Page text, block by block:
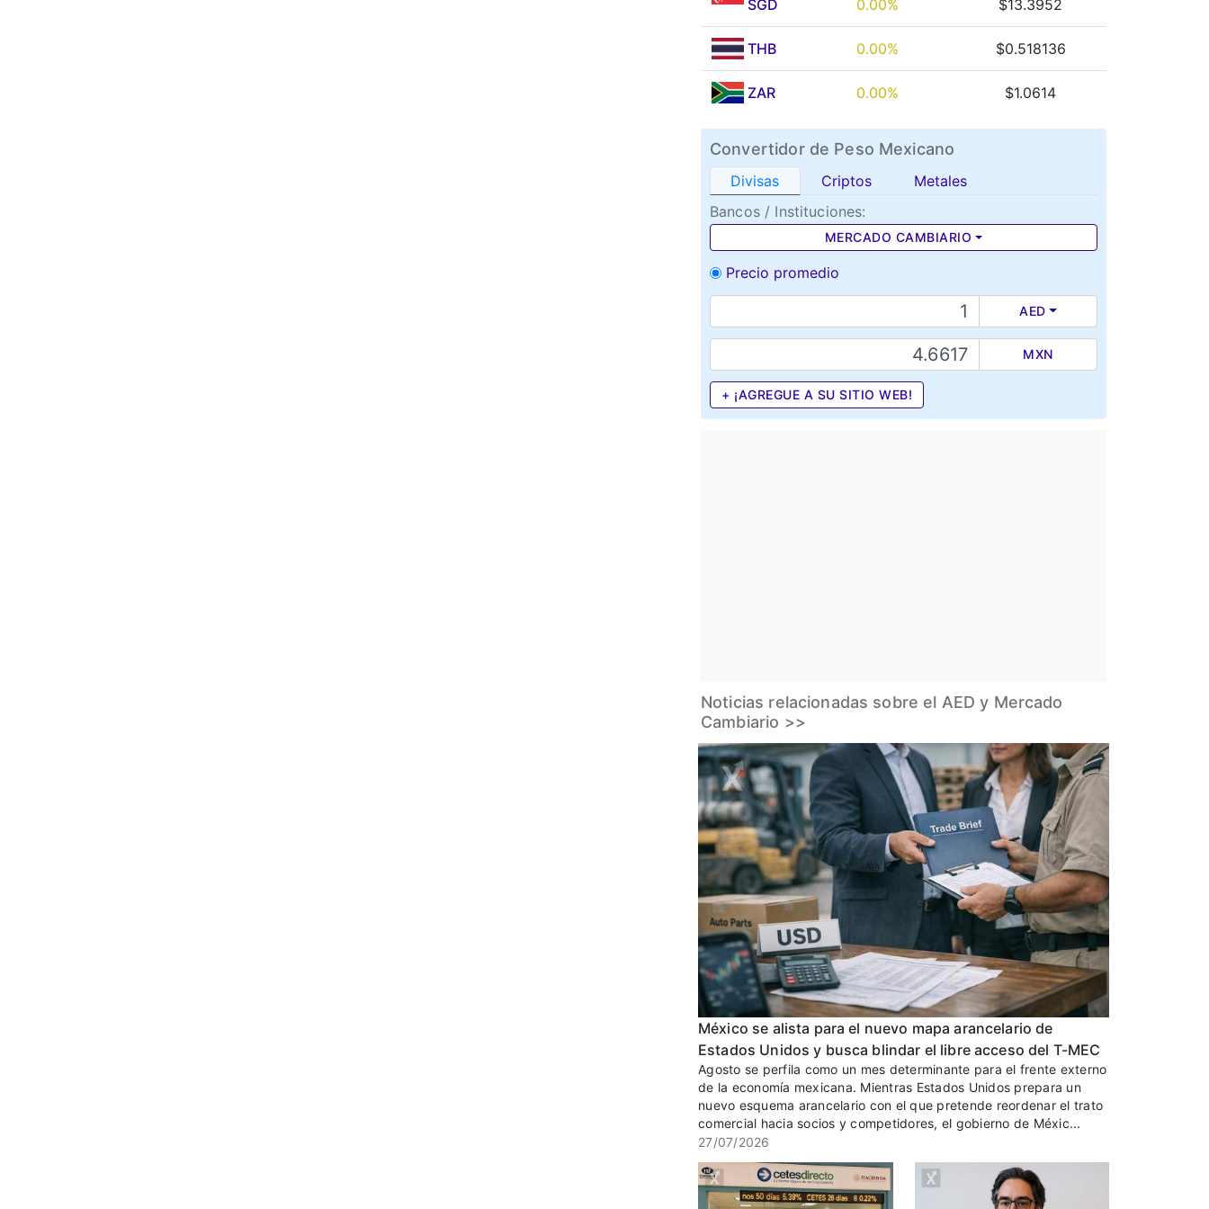
SGD 0.00% $13.3952
THB 0.00% $0.518136
ZAR 0.00% $1.0614
Convertidor de Peso Mexicano
Divisas Criptos
Metales
Bancos / Instituciones:
MERCADO CAMBIARIO
Precio promedio
AED
MXN
+ ¡AGREGUE A SU SITIO WEB!
Noticias relacionadas sobre el AED y Mercado
Cambiario >>
México se alista para el nuevo mapa arancelario de
Estados Unidos y busca blindar el libre acceso del T-MEC
Agosto se perfila como un mes determinante para el frente externo
de la economía mexicana. Mientras Estados Unidos prepara un
nuevo esquema arancelario con el que pretende reordenar el trato
comercial hacia socios y competidores, el gobierno de Méxic...
27/07/2026